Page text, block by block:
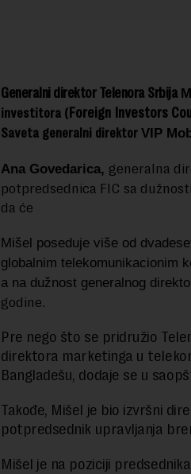
Generalni direktor Telenora Srbija
investitora ( Foreign Investors
Saveta generalni direktor VIP
Ana Govedarica, generalna
potpredsednica FIC sa
da će
Mišel poseduje više od
globalnim telekomunikacionim
a na dužnost generalnog
godine.
Pre nego što se pridružio
direktora marketinga u
Bangladešu, dodaje se u
Takođe, Mišel je bio izvršni
potpredsednik upravljanja
Mišel je na poziciji